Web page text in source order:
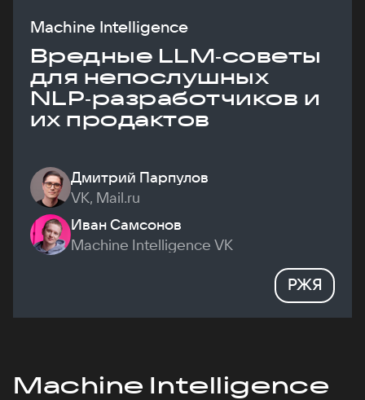
Machine Intelligence
Вредные LLM‑советы
для непослушных
NLP‑разработчиков и
их продактов
Дмитрий Парпулов
VK, Mail.ru
Иван Самсонов
Machine Intelligence VK
РЖЯ
Machine Intelligence